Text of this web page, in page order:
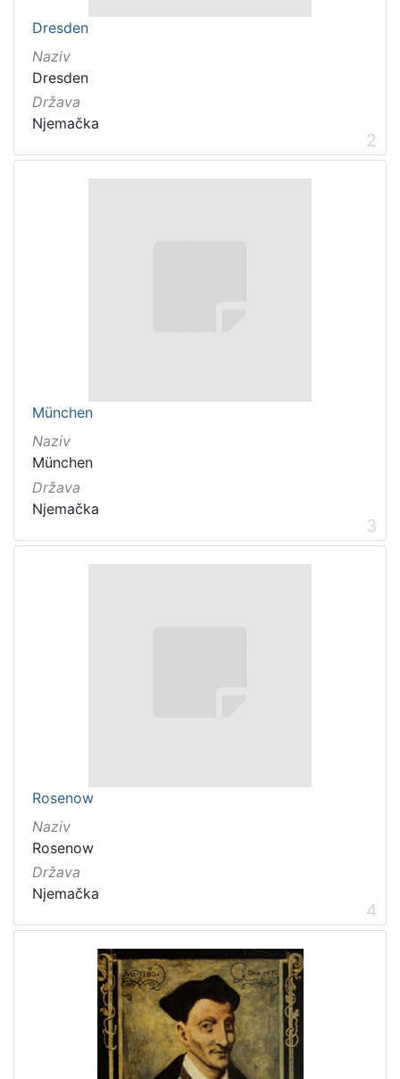
Dresden
Naziv
Dresden
Država
Njemačka
2
München
Naziv
München
Država
Njemačka
3
Rosenow
Naziv
Rosenow
Država
Njemačka
4